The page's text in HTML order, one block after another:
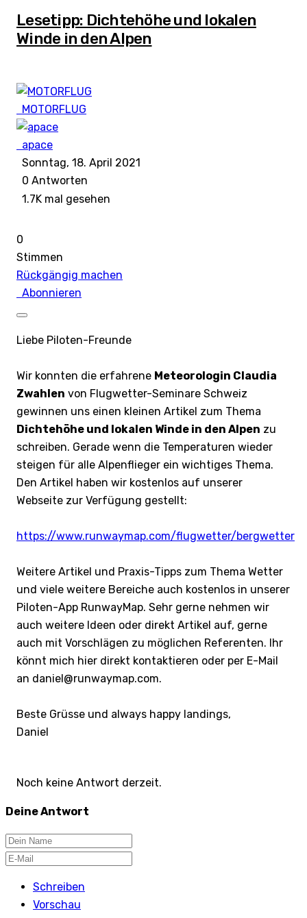
Lesetipp: Dichtehöhe und lokalen
Winde in den Alpen
MOTORFLUG
apace
Sonntag, 18. April 2021
0 Antworten
1.7K mal gesehen
0
Stimmen
Rückgängig machen
Abonnieren
Liebe Piloten-Freunde
Wir konnten die erfahrene Meteorologin Claudia
Zwahlen von Flugwetter-Seminare Schweiz
gewinnen uns einen kleinen Artikel zum Thema
Dichtehöhe und lokalen Winde in den Alpen zu
schreiben. Gerade wenn die Temperaturen wieder
steigen für alle Alpenflieger ein wichtiges Thema.
Den Artikel haben wir kostenlos auf unserer
Webseite zur Verfügung gestellt:
https://www.runwaymap.com/flugwetter/bergwetter
Weitere Artikel und Praxis-Tipps zum Thema Wetter
und viele weitere Bereiche auch kostenlos in unserer
Piloten-App RunwayMap. Sehr gerne nehmen wir
auch weitere Ideen oder direkt Artikel auf, gerne
auch mit Vorschlägen zu möglichen Referenten. Ihr
könnt mich hier direkt kontaktieren oder per E-Mail
an daniel@runwaymap.com.
Beste Grüsse und always happy landings,
Daniel
Noch keine Antwort derzeit.
Deine Antwort
Schreiben
Vorschau